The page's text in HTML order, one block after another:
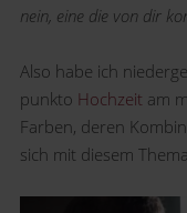
nein, eine die von dir
Also habe ich
punkto Hochzeit am
Farben, deren
sich mit diesem